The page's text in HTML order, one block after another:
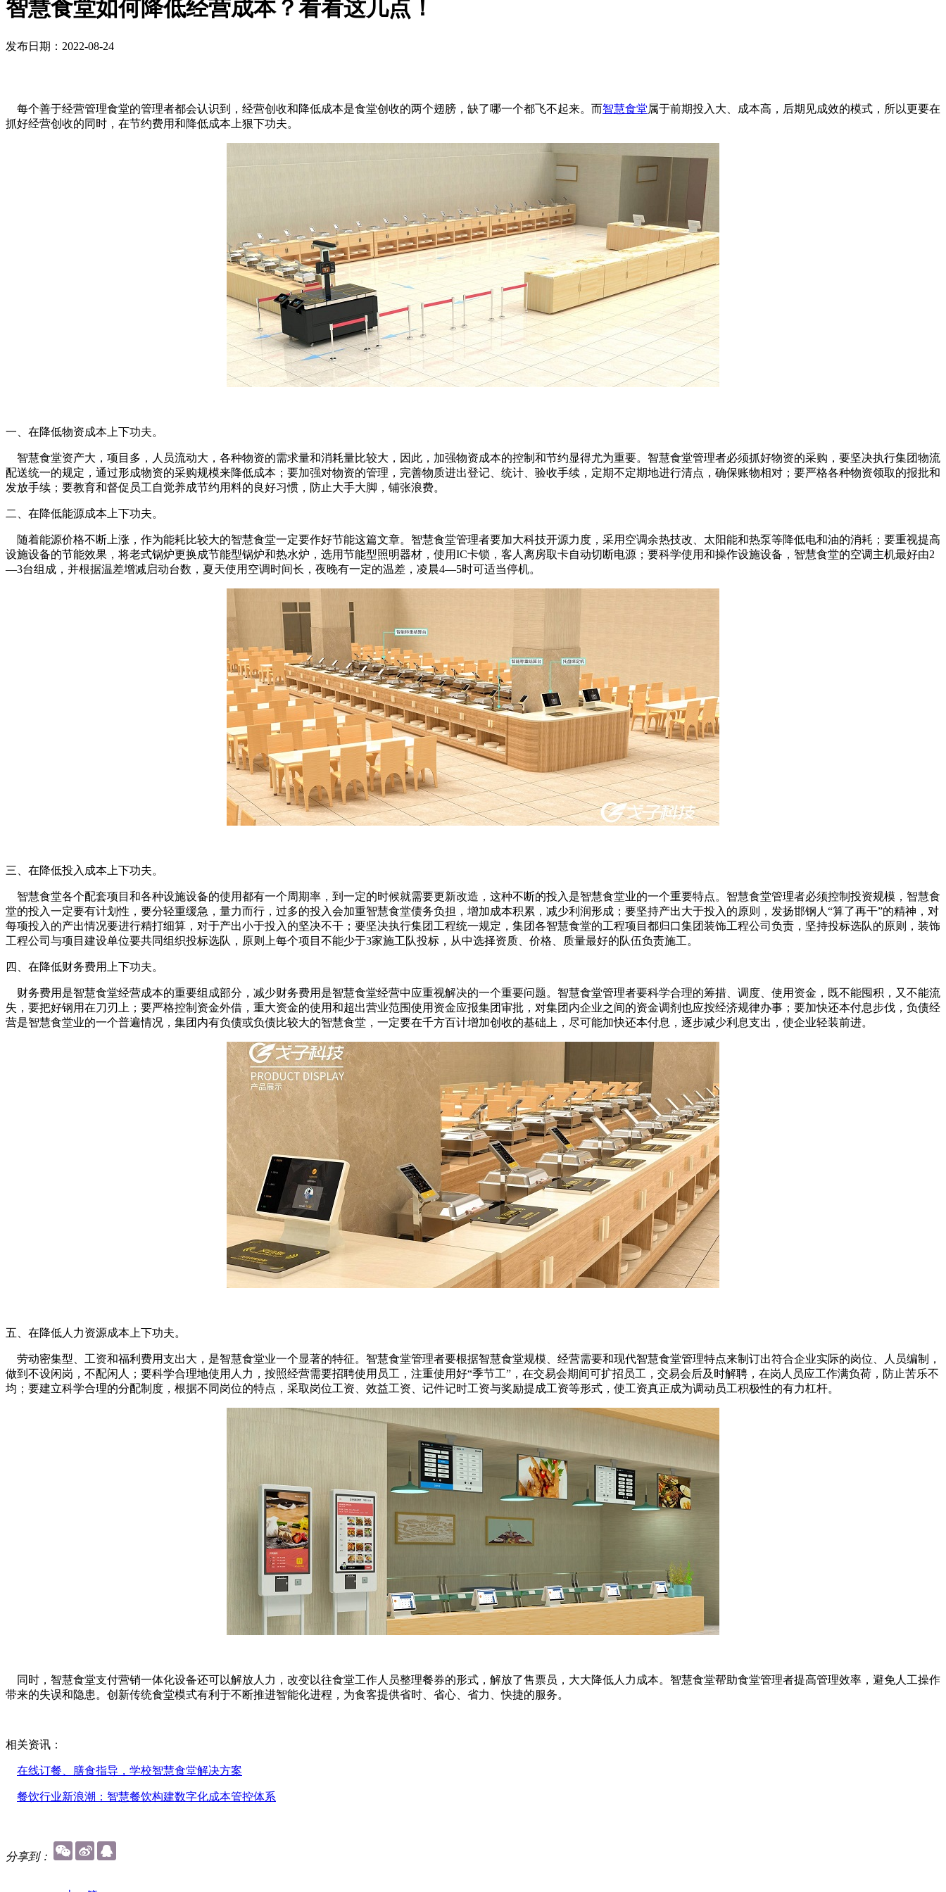
智慧食堂如何降低经营成本？看看这几点！
发布日期：2022-08-24
每个善于经营管理食堂的管理者都会认识到，经营创收和降低成本是食堂创收的两个翅膀，缺了哪一个都飞不起来。而智慧食堂属于前期投入大、成本高，后期见成效的模式，所以更要在
抓好经营创收的同时，在节约费用和降低成本上狠下功夫。
一、在降低物资成本上下功夫。
智慧食堂资产大，项目多，人员流动大，各种物资的需求量和消耗量比较大，因此，加强物资成本的控制和节约显得尤为重要。智慧食堂管理者必须抓好物资的采购，要坚决执行集团物流
配送统一的规定，通过形成物资的采购规模来降低成本；要加强对物资的管理，完善物质进出登记、统计、验收手续，定期不定期地进行清点，确保账物相对；要严格各种物资领取的报批和
发放手续；要教育和督促员工自觉养成节约用料的良好习惯，防止大手大脚，铺张浪费。
二、在降低能源成本上下功夫。
随着能源价格不断上涨，作为能耗比较大的智慧食堂一定要作好节能这篇文章。智慧食堂管理者要加大科技开源力度，采用空调余热技改、太阳能和热泵等降低电和油的消耗；要重视提高
设施设备的节能效果，将老式锅炉更换成节能型锅炉和热水炉，选用节能型照明器材，使用IC卡锁，客人离房取卡自动切断电源；要科学使用和操作设施设备，智慧食堂的空调主机最好由2
—3台组成，并根据温差增减启动台数，夏天使用空调时间长，夜晚有一定的温差，凌晨4—5时可适当停机。
三、在降低投入成本上下功夫。
智慧食堂各个配套项目和各种设施设备的使用都有一个周期率，到一定的时候就需要更新改造，这种不断的投入是智慧食堂业的一个重要特点。智慧食堂管理者必须控制投资规模，智慧食
堂的投入一定要有计划性，要分轻重缓急，量力而行，过多的投入会加重智慧食堂债务负担，增加成本积累，减少利润形成；要坚持产出大于投入的原则，发扬邯钢人“算了再干”的精神，对
每项投入的产出情况要进行精打细算，对于产出小于投入的坚决不干；要坚决执行集团工程统一规定，集团各智慧食堂的工程项目都归口集团装饰工程公司负责，坚持投标选队的原则，装饰
工程公司与项目建设单位要共同组织投标选队，原则上每个项目不能少于3家施工队投标，从中选择资质、价格、质量最好的队伍负责施工。
四、在降低财务费用上下功夫。
财务费用是智慧食堂经营成本的重要组成部分，减少财务费用是智慧食堂经营中应重视解决的一个重要问题。智慧食堂管理者要科学合理的筹措、调度、使用资金，既不能囤积，又不能流
失，要把好钢用在刀刃上；要严格控制资金外借，重大资金的使用和超出营业范围使用资金应报集团审批，对集团内企业之间的资金调剂也应按经济规律办事；要加快还本付息步伐，负债经
营是智慧食堂业的一个普遍情况，集团内有负债或负债比较大的智慧食堂，一定要在千方百计增加创收的基础上，尽可能加快还本付息，逐步减少利息支出，使企业轻装前进。
五、在降低人力资源成本上下功夫。
劳动密集型、工资和福利费用支出大，是智慧食堂业一个显著的特征。智慧食堂管理者要根据智慧食堂规模、经营需要和现代智慧食堂管理特点来制订出符合企业实际的岗位、人员编制，
做到不设闲岗，不配闲人；要科学合理地使用人力，按照经营需要招聘使用员工，注重使用好“季节工”，在交易会期间可扩招员工，交易会后及时解聘，在岗人员应工作满负荷，防止苦乐不
均；要建立科学合理的分配制度，根据不同岗位的特点，采取岗位工资、效益工资、记件记时工资与奖励提成工资等形式，使工资真正成为调动员工积极性的有力杠杆。
同时，智慧食堂支付营销一体化设备还可以解放人力，改变以往食堂工作人员整理餐券的形式，解放了售票员，大大降低人力成本。智慧食堂帮助食堂管理者提高管理效率，避免人工操作
带来的失误和隐患。创新传统食堂模式有利于不断推进智能化进程，为食客提供省时、省心、省力、快捷的服务。
相关资讯：
在线订餐、膳食指导，学校智慧食堂解决方案
餐饮行业新浪潮：智慧餐饮构建数字化成本管控体系
分享到：